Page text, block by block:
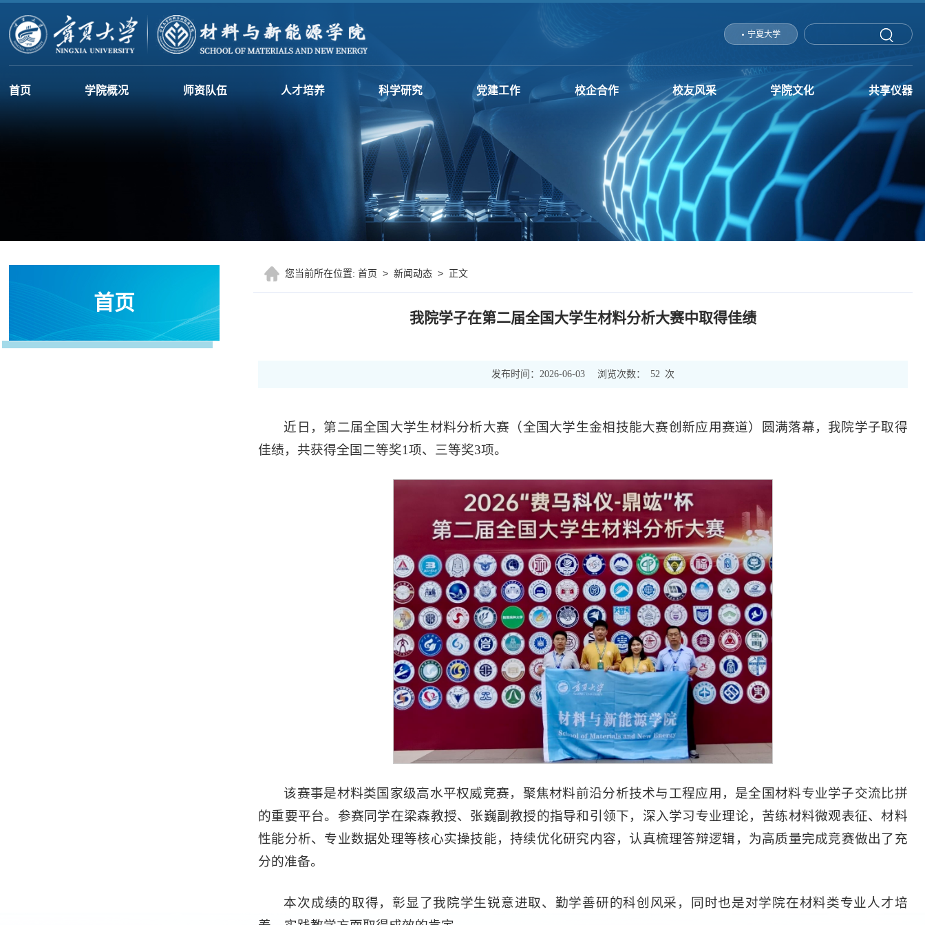
宁夏大学
首页 学院概况 师资队伍 人才培养 科学研究 党建工作 校企合作 校友风采 学院文化 共享仪器
首页
您当前所在位置: 首页 > 新闻动态 > 正文
我院学子在第二届全国大学生材料分析大赛中取得佳绩
发布时间： 2026-06-03 浏览次数： 52 次
近日，第二届全国大学生材料分析大赛（全国大学生金相技能大赛创新应用赛道）圆满落幕，我院学子取得
佳绩，共获得全国二等奖1项、三等奖3项。
该赛事是材料类国家级高水平权威竞赛，聚焦材料前沿分析技术与工程应用，是全国材料专业学子交流比拼
的重要平台。参赛同学在梁森教授、张巍副教授的指导和引领下，深入学习专业理论，苦练材料微观表征、材料
性能分析、专业数据处理等核心实操技能，持续优化研究内容，认真梳理答辩逻辑，为高质量完成竞赛做出了充
分的准备。
本次成绩的取得，彰显了我院学生锐意进取、勤学善研的科创风采，同时也是对学院在材料类专业人才培